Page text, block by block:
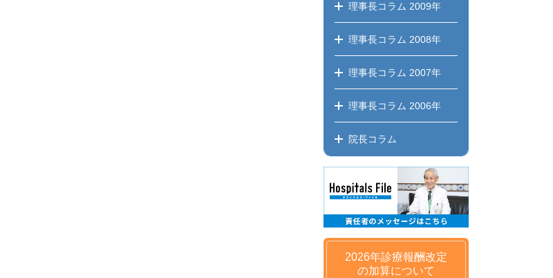
理事長コラム 2009年
理事長コラム 2008年
理事長コラム 2007年
理事長コラム 2006年
院長コラム
2026年診療報酬改定
の加算について